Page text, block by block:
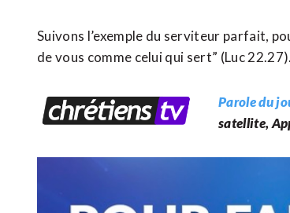
Suivons l’exemple du serviteur parfait,
de vous comme celui qui sert” (Luc 22.27).
Parole du
satellite,